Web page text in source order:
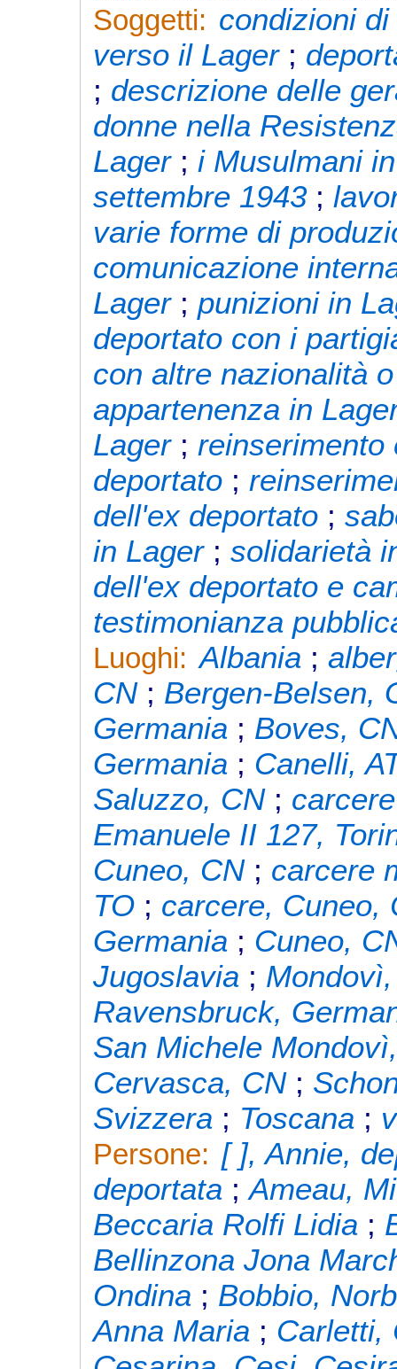
Soggetti: condizioni
verso il Lager;
; descrizione delle
donne nella
Lager;i Musulmani
settembre 1943;
varie forme di
comunicazione
Lager;punizioni in
deportato con i
con altre nazionalità
appartenenza in
Lager;reinserimento
deportato ;
dell'ex deportato ;
in Lager;solidarietà
dell'ex deportato e
testimonianza
Luoghi: Albania ;
CN; Bergen-Belsen,
Germania ; Boves,
Germania ; Canelli,
Saluzzo, CN;
Emanuele II 127,
Cuneo, CN; carcere
TO ; carcere, Cuneo,
Germania ; Cuneo,
Jugoslavia ;
Ravensbruck,
San Michele
Cervasca, CN;
Svizzera ; Toscana ;
Persone: [ ], Annie,
deportata ;Ameau,
Beccaria Rolfi Lidia ;
Bellinzona Jona
Ondina ; Bobbio,
Anna Maria ; Carletti,